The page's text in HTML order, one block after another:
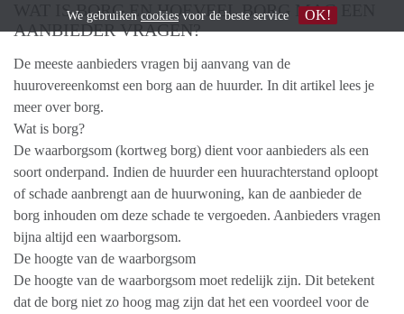
WAT IS BORG EN HOEVEEL BORG MAG EEN
AANBIEDER VRAGEN?
De meeste aanbieders vragen bij aanvang van de
huurovereenkomst een borg aan de huurder. In dit artikel lees je
meer over borg.
Wat is borg?
De waarborgsom (kortweg borg) dient voor aanbieders als een
soort onderpand. Indien de huurder een huurachterstand oploopt
of schade aanbrengt aan de huurwoning, kan de aanbieder de
borg inhouden om deze schade te vergoeden. Aanbieders vragen
bijna altijd een waarborgsom.
De hoogte van de waarborgsom
De hoogte van de waarborgsom moet redelijk zijn. Dit betekent
dat de borg niet zo hoog mag zijn dat het een voordeel voor de
We gebruiken cookies voor de beste service OK!